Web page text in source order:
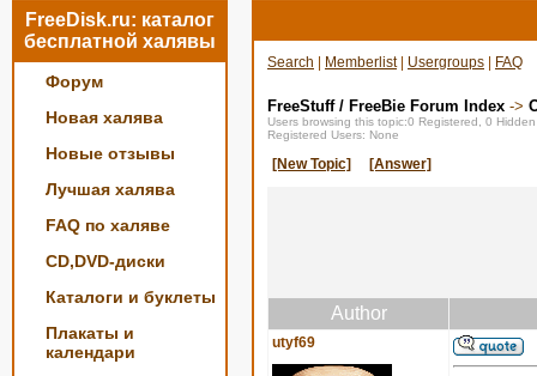
FreeDisk.ru: каталог
бесплатной халявы
Форум
Новая халява
Новые отзывы
Лучшая халява
FAQ по халяве
CD,DVD-диски
Каталоги и буклеты
Плакаты и
календари
Search Memberlist| Usergroups FAQ
FreeStuff / FreeBie Forum Index ->
Users browsing this topic:0 Registered, 0
Registered Users: None
[New Topic] [Answer]
Author
utyf69